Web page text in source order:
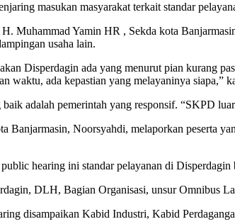
masukan masyarakat terkait standar
Muhammad Yamin HR , Sekda kota
usaha lain.
Disperdagin ada yang menurut pian kurang
waktu, ada kepastian yang melayaninya siapa,”
adalah pemerintah yang responsif. “SKPD
Banjarmasin, Noorsyahdi, melaporkan peserta
hearing ini standar pelayanan di
DLH, Bagian Organisasi, unsur Omnibus
disampaikan Kabid Industri, Kabid